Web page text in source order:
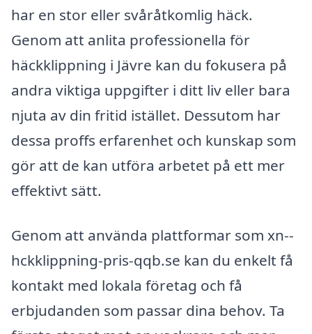
har en stor eller svåråtkomlig häck.
Genom att anlita professionella för
häckklippning i Jävre kan du fokusera på
andra viktiga uppgifter i ditt liv eller bara
njuta av din fritid istället. Dessutom har
dessa proffs erfarenhet och kunskap som
gör att de kan utföra arbetet på ett mer
effektivt sätt.
Genom att använda plattformar som xn--
hckklippning-pris-qqb.se kan du enkelt få
kontakt med lokala företag och få
erbjudanden som passar dina behov. Ta